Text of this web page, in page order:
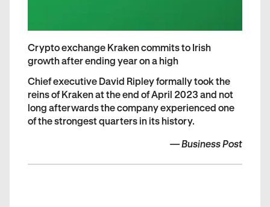
Crypto exchange Kraken commits to Irish
growth after ending year on a high
Chief executive David Ripley formally took the
reins of Kraken at the end of April 2023 and not
long afterwards the company experienced one
of the strongest quarters in its history.
—Business Post